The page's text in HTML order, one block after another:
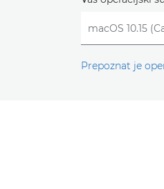
Prepoznat je